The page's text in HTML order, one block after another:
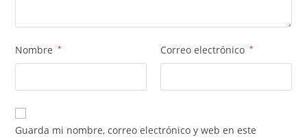
Nombre * Correo electrónico *
Guarda mi nombre, correo electrónico y web en este